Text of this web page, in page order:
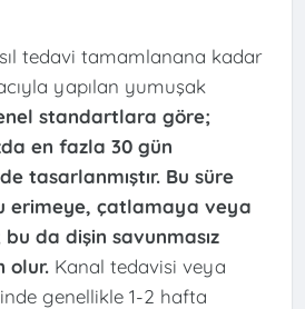
tedavi tamamlanana kadar
yapılan yumuşak
standartlara göre;
en fazla 30 gün
tasarlanmıştır. Bu süre
erimeye, çatlamaya veya
da dişin savunmasız
olur.Kanal tedavisi veya
genellikle 1-2 hafta